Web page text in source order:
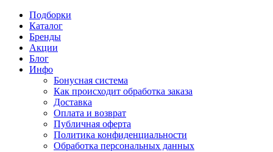
Подборки
Каталог
Бренды
Акции
Блог
Инфо
Бонусная система
Как происходит обработка заказа
Доставка
Оплата и возврат
Публичная оферта
Политика конфиденциальности
Обработка персональных данных